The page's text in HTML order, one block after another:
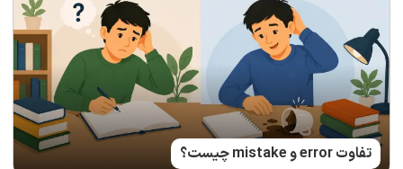
تفاوت error و mistake چیست؟